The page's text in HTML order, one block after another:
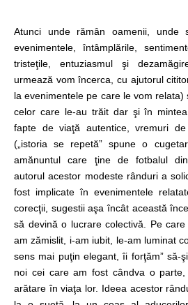
Atunci unde rămân oamenii, unde
evenimentele, întâmplările,
tristeţile, entuziasmul şi
urmează vom încerca, cu ajutorul
la evenimentele pe care le vom
celor care le-au trăit dar şi în
fapte de viaţă autentice, vremuri
(„istoria se repetă” spune o
amănuntul care ţine de fotbalul
autorul acestor modeste rânduri a
fost implicate în evenimentele
corecţii, sugestii aşa încât această
să devină o lucrare colectivă. Pe
am zămislit, i-am iubit, le-am luminat
sens mai puţin elegant, îi forţăm” să-
noi cei care am fost cândva o
arătare în viaţa lor. Ideea acestor